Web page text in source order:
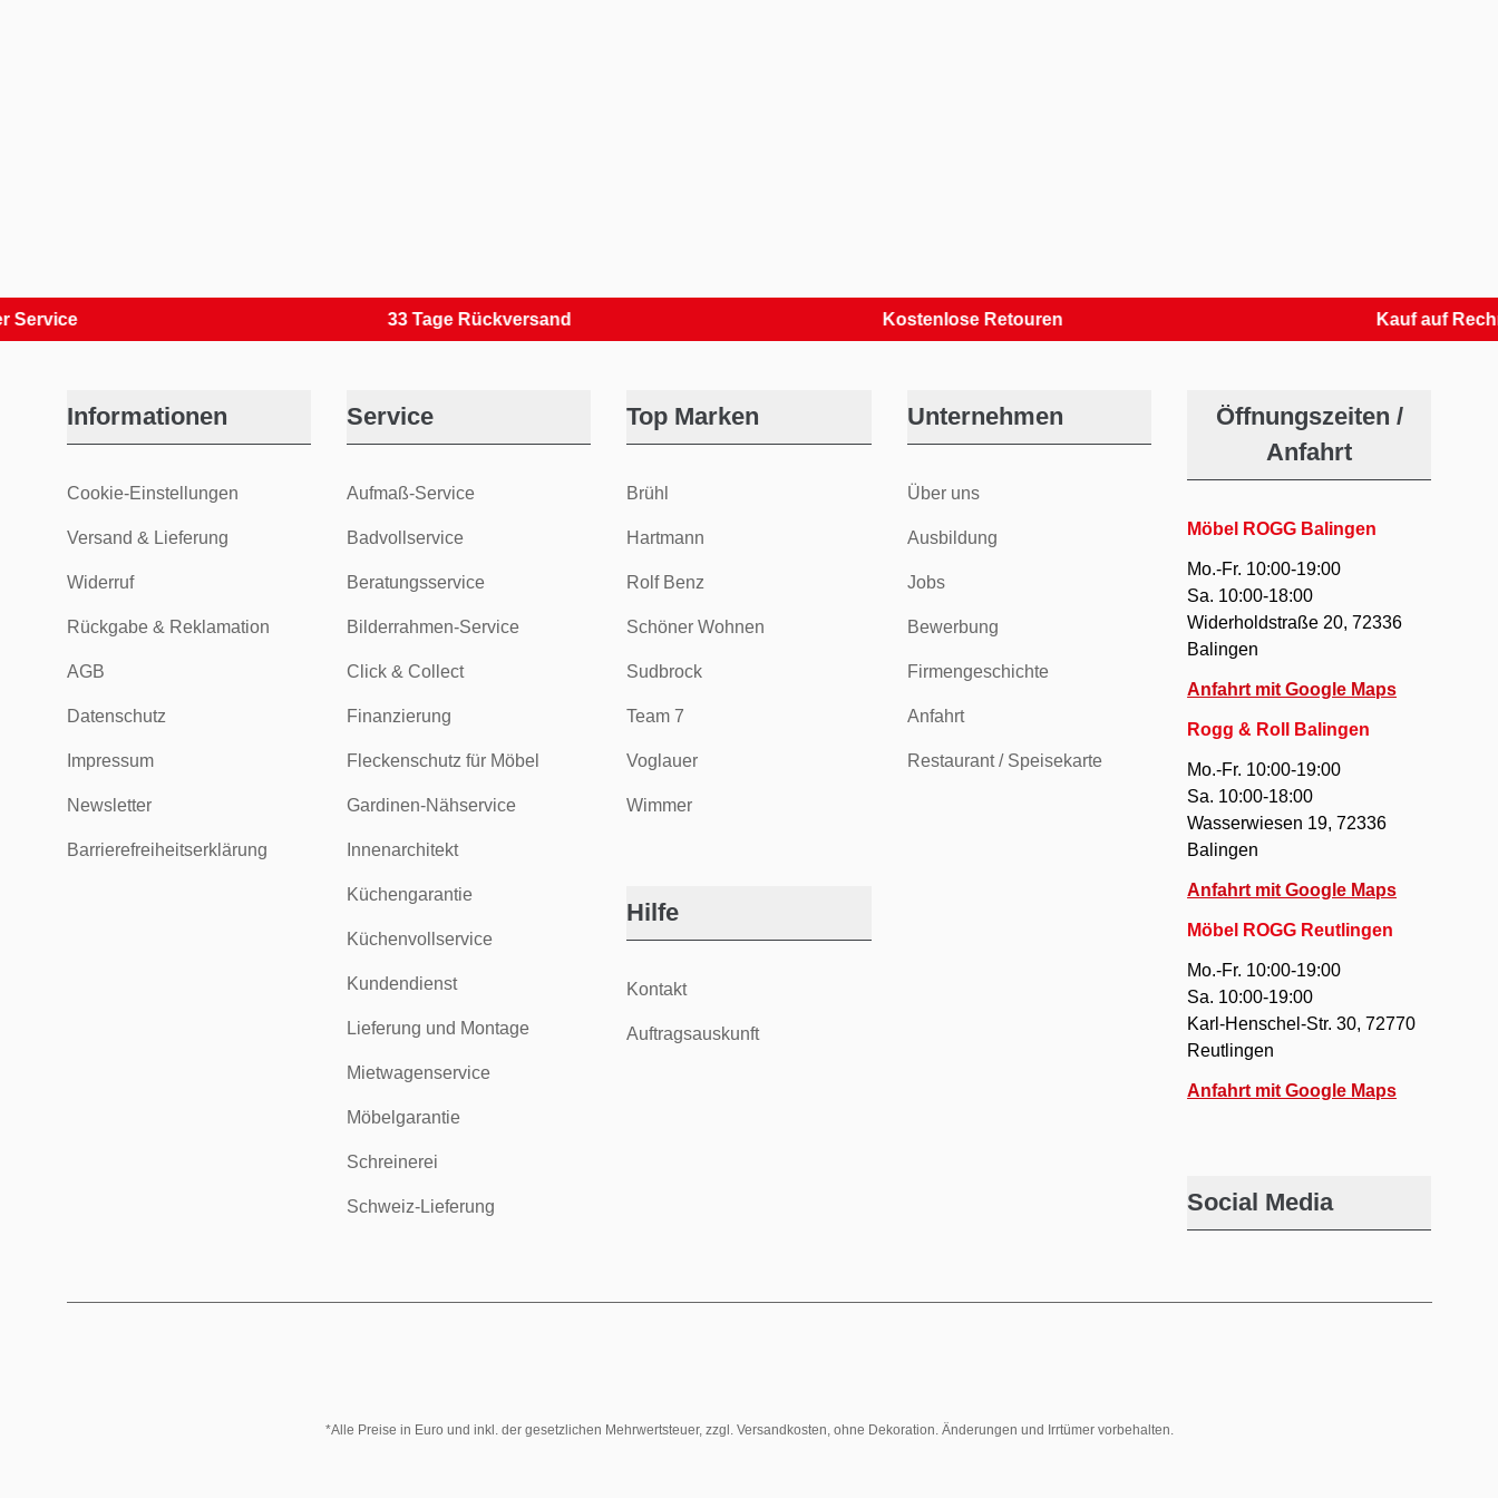
33 Tage Rückversand Kostenlose Retouren Kauf auf Rechnung
Informationen
Cookie-Einstellungen
Versand & Lieferung
Widerruf
Rückgabe & Reklamation
AGB
Datenschutz
Impressum
Newsletter
Barrierefreiheitserklärung
Service
Aufmaß-Service
Badvollservice
Beratungsservice
Bilderrahmen-Service
Click & Collect
Finanzierung
Fleckenschutz für Möbel
Gardinen-Nähservice
Innenarchitekt
Küchengarantie
Küchenvollservice
Kundendienst
Lieferung und Montage
Mietwagenservice
Möbelgarantie
Schreinerei
Schweiz-Lieferung
Top Marken
Brühl
Hartmann
Rolf Benz
Schöner Wohnen
Sudbrock
Team 7
Voglauer
Wimmer
Hilfe
Kontakt
Auftragsauskunft
Unternehmen
Über uns
Ausbildung
Jobs
Bewerbung
Firmengeschichte
Anfahrt
Restaurant / Speisekarte
Öffnungszeiten /
Anfahrt
Möbel ROGG Balingen
Mo.-Fr. 10:00-19:00
Sa. 10:00-18:00
Widerholdstraße 20, 72336
Balingen
Anfahrt mit Google Maps
Rogg & Roll Balingen
Mo.-Fr. 10:00-19:00
Sa. 10:00-18:00
Wasserwiesen 19, 72336
Balingen
Anfahrt mit Google Maps
Möbel ROGG Reutlingen
Mo.-Fr. 10:00-19:00
Sa. 10:00-19:00
Karl-Henschel-Str. 30, 72770
Reutlingen
Anfahrt mit Google Maps
Social Media
*Alle Preise in Euro und inkl. der gesetzlichen Mehrwertsteuer, zzgl. Versandkosten, ohne Dekoration. Änderungen und Irrtümer vorbehalten.